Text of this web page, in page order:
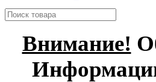
Внимание!